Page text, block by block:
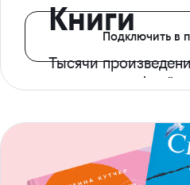
Книги
Тысячи
с доступом офлайн
Подключить в